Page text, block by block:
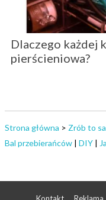
Dlaczego każdej
pierścieniowa?
Strona główna > Zrób to
Bal przebierańców | DIY |
Kontakt Reklama